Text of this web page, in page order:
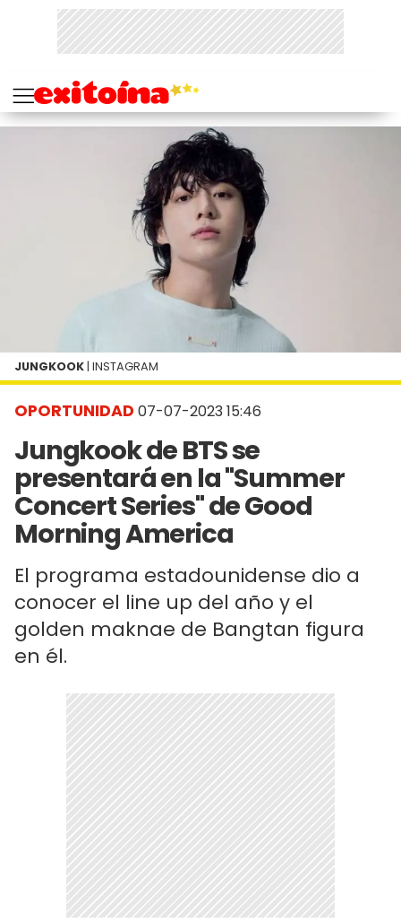
OPORTUNIDAD 07-07-2023 15:46
Jungkook de BTS se
presentará en la "Summer
Concert Series" de Good
Morning America
El programa estadounidense dio a
conocer el line up del año y el
golden maknae de Bangtan figura
en él.
JUNGKOOK | INSTAGRAM